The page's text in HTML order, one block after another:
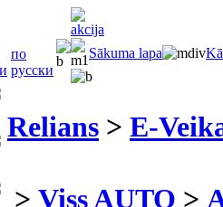
по
русски
Sākuma lapa
Relians > E-
> Viss AUTO >